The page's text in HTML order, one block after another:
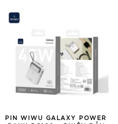
PIN WIWU GALAXY POWER